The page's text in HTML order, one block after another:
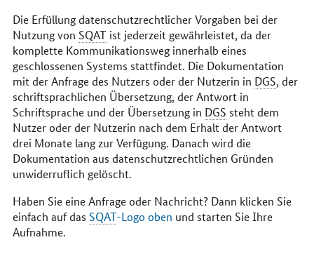
Die Erfüllung datenschutzrechtlicher Vorgaben bei der
Nutzung von SQATist jederzeit gewährleistet, da der
komplette Kommunikationsweg innerhalb eines
geschlossenen Systems stattfindet. Die Dokumentation
mit der Anfrage des Nutzers oder der Nutzerin in DGS, der
schriftsprachlichen Übersetzung, der Antwort in
Schriftsprache und der Übersetzung in DGS steht dem
Nutzer oder der Nutzerin nach dem Erhalt der Antwort
drei Monate lang zur Verfügung. Danach wird die
Dokumentation aus datenschutzrechtlichen Gründen
unwiderruflich gelöscht.
Haben Sie eine Anfrage oder Nachricht? Dann klicken Sie
einfach auf das SQAT-Logo oben und starten Sie Ihre
Aufnahme.